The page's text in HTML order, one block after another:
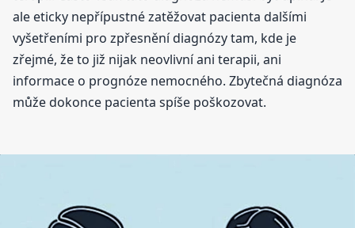
ale eticky nepřípustné zatěžovat pacienta dalšími
vyšetřeními pro zpřesnění diagnózy tam, kde je
zřejmé, že to již nijak neovlivní ani terapii, ani
informace o prognóze nemocného. Zbytečná diagnóza
může dokonce pacienta spíše poškozovat.